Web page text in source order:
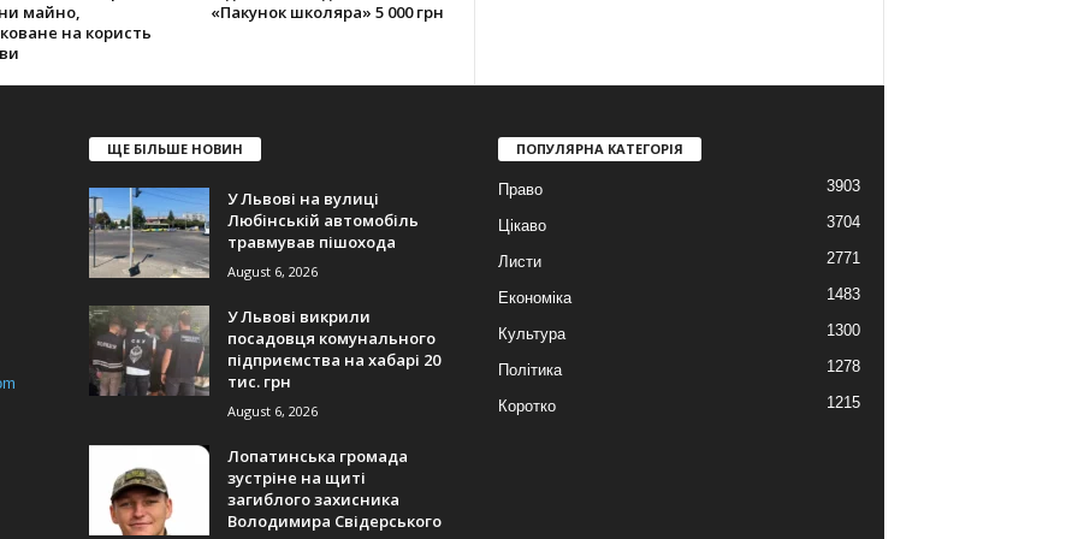
майно,
на користь
«Пакунок школяра» 5 000 грн
ЩЕ БІЛЬШЕ НОВИН
У Львові на вулиці
Любінській автомобіль
травмував пішохода
August 6, 2026
У Львові викрили
посадовця комунального
підприємства на хабарі 20
тис. грн
August 6, 2026
Лопатинська громада
зустріне на щиті
загиблого захисника
Володимира Свідерського
ПОПУЛЯРНА КАТЕГОРІЯ
Право 3903
Цікаво 3704
Листи 2771
Економіка 1483
Культура 1300
Політика 1278
Коротко 1215